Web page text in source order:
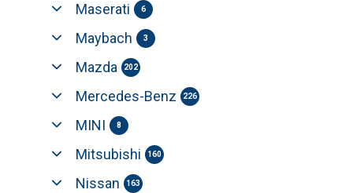
Maserati 6
Maybach 3
Mazda 202
Mercedes-Benz 226
MINI 8
Mitsubishi 160
Nissan 163